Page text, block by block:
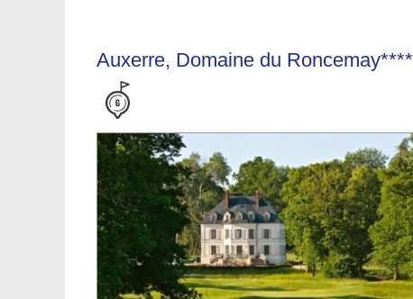
Auxerre, Domaine du Roncemay****